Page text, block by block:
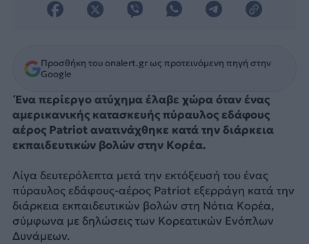
Προσθήκη του onalert.gr ως προτεινόμενη πηγή στην
Google
Ένα περίεργο ατύχημα έλαβε χώρα όταν ένας
αμερικανικής κατασκευής πύραυλος εδάφους
αέρος Patriot ανατινάχθηκε κατά την διάρκεια
εκπαιδευτικών βολών στην Κορέα.
Λίγα δευτερόλεπτα μετά την εκτόξευσή του ένας
πύραυλος εδάφους-αέρος Patriot εξερράγη κατά την
διάρκεια εκπαιδευτικών βολών στη Νότια Κορέα,
σύμφωνα με δηλώσεις των Κορεατικών Ενόπλων
Δυνάμεων.